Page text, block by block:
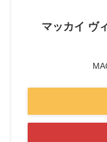
マッカイ ヴ